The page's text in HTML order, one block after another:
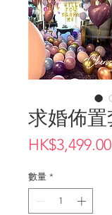
求婚佈置
HK$3,499.00
數量 *